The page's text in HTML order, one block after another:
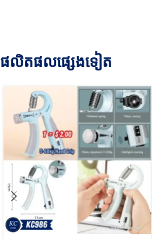
ផលិតផលផ្សេងទៀត